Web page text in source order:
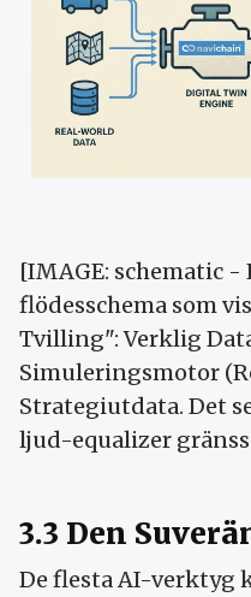
[IMAGE: schematic
flödesschema som
Tvilling": Verklig
Simuleringsmotor
Strategiutdata. Det
ljud-equalizer
3.3 Den
De flesta AI-verktyg